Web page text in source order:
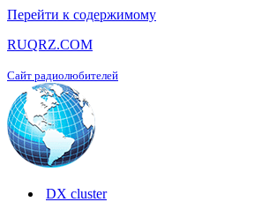
Перейти к содержимому
RUQRZ.COM
Сайт радиолюбителей
DX cluster